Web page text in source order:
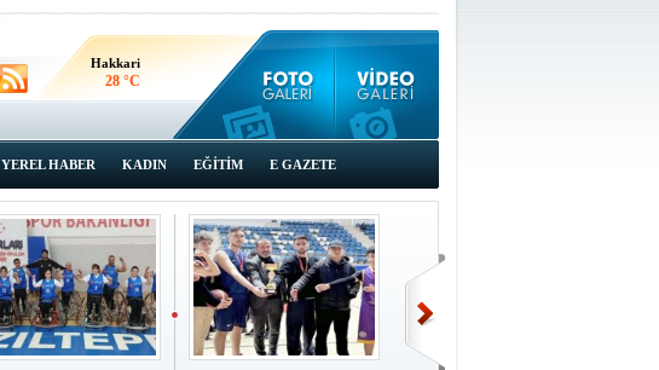
Hakkari
28 °C
YEREL HABER KADIN EĞİTİM E GAZETE